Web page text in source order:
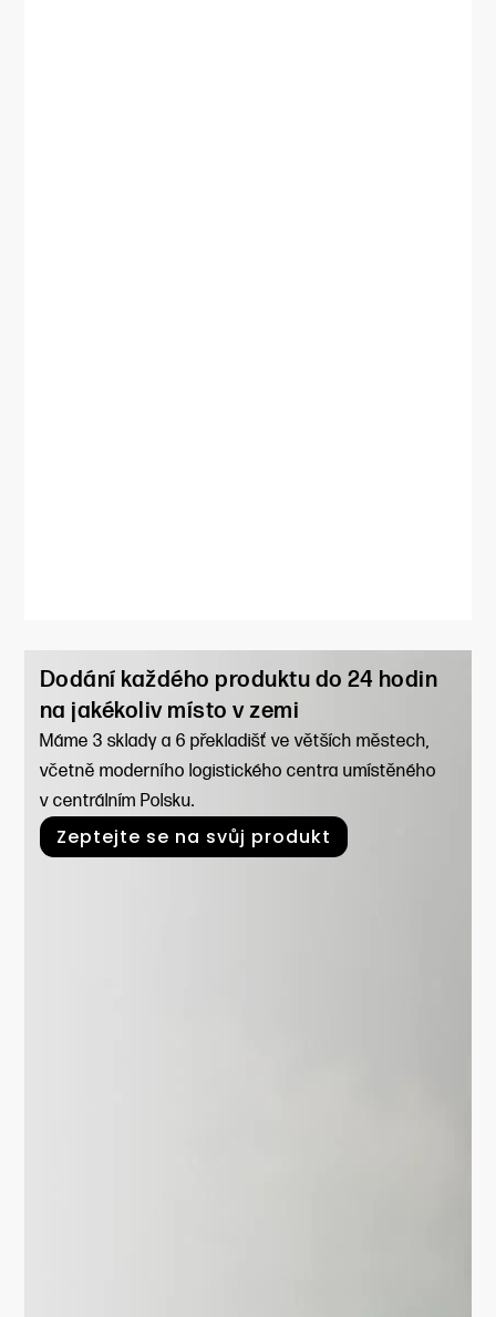
Dodání každého produktu do 24 hodin
na jakékoliv místo v zemi
Máme 3 sklady a 6 překladišť ve větších městech,
včetně moderního logistického centra umístěného
v centrálním Polsku.
Zeptejte se na svůj produkt